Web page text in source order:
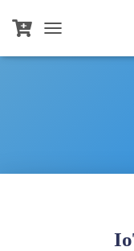
TOGGLE
NAVIGATION